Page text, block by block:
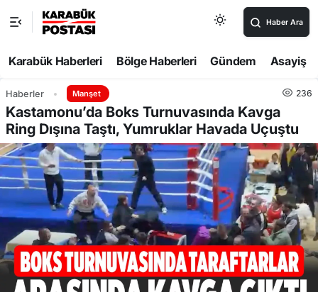
Haber Ara
Karabük Haberleri Bölge Haberleri Gündem Asayiş
Haberler Manşet 236
Kastamonu’da Boks Turnuvasında Kavga
Ring Dışına Taştı, Yumruklar Havada Uçuştu